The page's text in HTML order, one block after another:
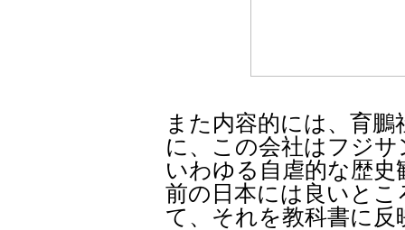
また内容的には、育
に、この会社はフジ
いわゆる自虐的な歴
前の日本には良いと
て、それを教科書に